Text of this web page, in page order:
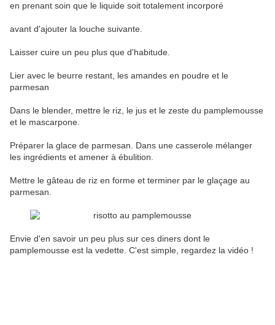
en prenant soin que le liquide soit totalement incorporé
avant d'ajouter la louche suivante.
Laisser cuire un peu plus que d'habitude.
Lier avec le beurre restant, les amandes en poudre et le
parmesan
Dans le blender, mettre le riz, le jus et le zeste du pamplemousse
et le mascarpone.
Préparer la glace de parmesan. Dans une casserole mélanger
les ingrédients et amener à ébulition.
Mettre le gâteau de riz en forme et terminer par le glaçage au
parmesan.
Envie d'en savoir un peu plus sur ces diners dont le
pamplemousse est la vedette. C'est simple, regardez la vidéo !